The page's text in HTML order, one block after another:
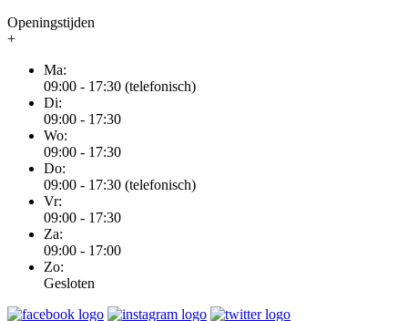
Openingstijden
+
Ma:
09:00 - 17:30 (telefonisch)
Di:
09:00 - 17:30
Wo:
09:00 - 17:30
Do:
09:00 - 17:30 (telefonisch)
Vr:
09:00 - 17:30
Za:
09:00 - 17:00
Zo:
Gesloten